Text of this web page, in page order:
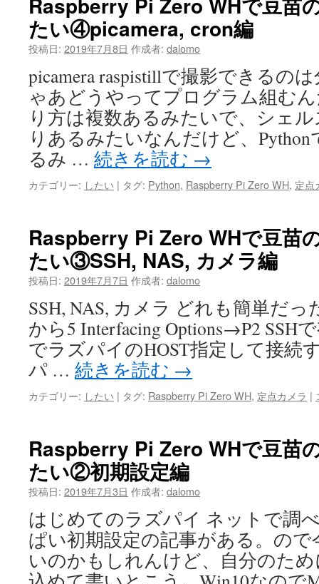
たい④picamera, cron編
投稿日: 2019年7月8日 作成者: dalomo
picamera raspistillで撮影できるの
ゃあどうやってプログラム組む
り方は複数あるみたいで、シェ
りあるみたいなんだけど、
るみ … 続きを読む →
カテゴリー: したい | タグ: Python, Raspberry Pi Zero WH, 定点
Raspberry Pi Zero WHで豆苗
たい③SSH, NAS, カメラ編
投稿日: 2019年7月7日 作成者: dalomo
SSH, NAS, カメラ どれも簡単だっ
から5 Interfacing Options→P2 SSH
でラズパイのHOST指定して接続
パ … 続きを読む →
カテゴリー: したい | タグ: Raspberry Pi Zero WH, 定点カメラ |
Raspberry Pi Zero WHで豆苗
たい②初期設定編
投稿日: 2019年7月3日 作成者: dalomo
はじめてのラズパイ ネットで調
ぱい初期設定の記事がある。の
いのかもしれんけど、自分のた